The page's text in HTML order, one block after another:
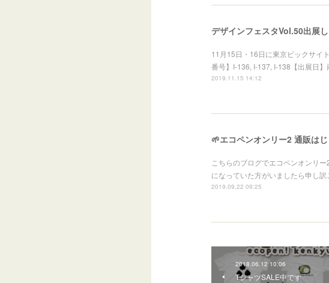
デザインフェスタVol.50出展
11月15日・16日に東京ビックサイ
番号】I-136, I-137, I-138【出展日
2019.11.15 14:12
🌱エコペンオンリー2 通販は
こちらのブログでエコペンオンリ
になっていた方がいましたら申し
2019.09.22 09:25
2018.06.12 10:06
TシャツSALE中です